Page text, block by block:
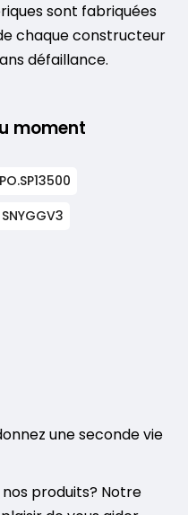
sont fabriquées
chaque constructeur
défaillance.
moment
SNYGGV3
une seconde vie
produits? Notre